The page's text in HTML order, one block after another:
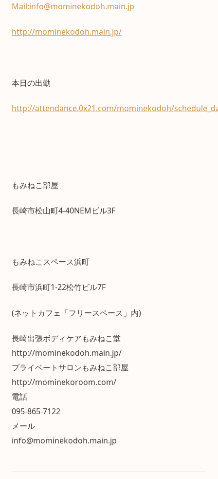
Mail:info@mominekodoh.main.jp
http://mominekodoh.main.jp/
本日の出勤
http://attendance.0x21.com/mominekodoh/
もみねこ部屋
長崎市松山町4-40NEMビル3F
もみねこスペース浜町
長崎市浜町1-22松竹ビル7F
(ネットカフェ「フリースペース」内)
長崎出張ボディケアもみねこ堂
http://mominekodoh.main.jp/
プライベートサロンもみねこ部屋
http://mominekoroom.com/
電話
095-865-7122
メール
info@mominekodoh.main.jp